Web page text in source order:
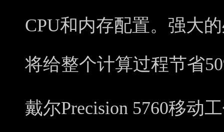
CPU和内存配置。强大
将给整个计算过程节省
戴尔Precision 5760移动